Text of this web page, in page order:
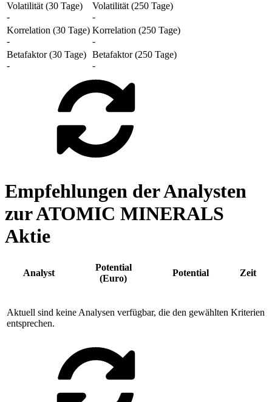
Volatilität (30 Tage)
-
Volatilität (250 Tage)
-
Korrelation (30 Tage)
-
Korrelation (250 Tage)
-
Betafaktor (30 Tage)
-
Betafaktor (250 Tage)
-
Empfehlungen der Analysten
zur ATOMIC MINERALS
Aktie
Analyst
Potential
(Euro)
Potential Zeit
Aktuell sind keine Analysen verfügbar, die den gewählten Kriterien
entsprechen.